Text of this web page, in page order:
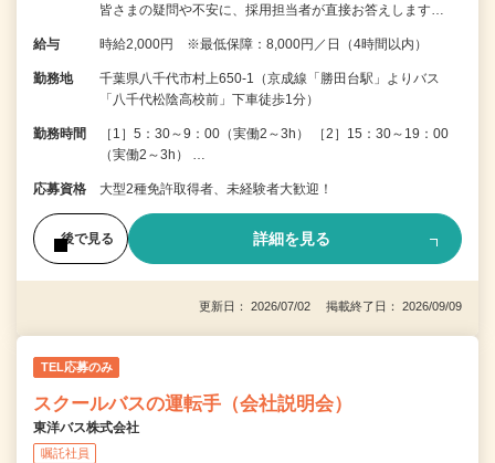
皆さまの疑問や不安に、採用担当者が直接お答えします…
給与 時給2,000円 ※最低保障：8,000円／日（4時間以内）
勤務地
千葉県八千代市村上650-1（京成線「勝田台駅」よりバス
「八千代松陰高校前」下車徒歩1分）
勤務時間
［1］5：30～9：00（実働2～3h） ［2］15：30～19：00
（実働2～3h） …
応募資格 大型2種免許取得者、未経験者大歓迎！
後で見る 詳細を見る
更新日： 2026/07/02 掲載終了日： 2026/09/09
TEL応募のみ
スクールバスの運転手（会社説明会）
東洋バス株式会社
嘱託社員